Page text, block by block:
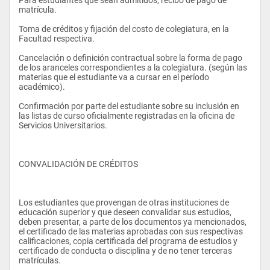
Por las razones anotadas anteriormente, la Universidad
Internacional del Ecuador consideró necesaria la creación de
la carrera de Comunicación Social con Mención en Periodismo.
OBJETIVO DE LA CARRERA
empresas de comunicación y el eficiente desempeño en la
El(la) periodista de la Universidad Internacional del Ecuador es
un(a) profesional innovador(a), culto(a), preparado(a) para
Planificación de Medios
Comportamiento del Consumidor
Fotografía Aplicada
Diseño Digital I
Antropología Cultural
Investigación de Mercados
Oratoria
SEXTO SEMESTRE
Producción de Radio
Producción de Televisión
Procesos Gráficos
Diseño Digital II
matrícula.
Toma de créditos y fijación del costo de colegiatura, en la
Facultad respectiva.
Cancelación o definición contractual sobre la forma de pago
de los aranceles correspondientes a la colegiatura. (según las
materias que el estudiante va a cursar en el período
académico).
Confirmación por parte del estudiante sobre su inclusión en
las listas de curso oficialmente registradas en la oficina de
Servicios Universitarios.
CONVALIDACIÓN DE CRÉDITOS
Los estudiantes que provengan de otras instituciones de
educación superior y que deseen convalidar sus estudios,
deben presentar, a parte de los documentos ya mencionados,
el certificado de las materias aprobadas con sus respectivas
calificaciones, copia certificada del programa de estudios y
certificado de conducta o disciplina y de no tener terceras
matrículas.